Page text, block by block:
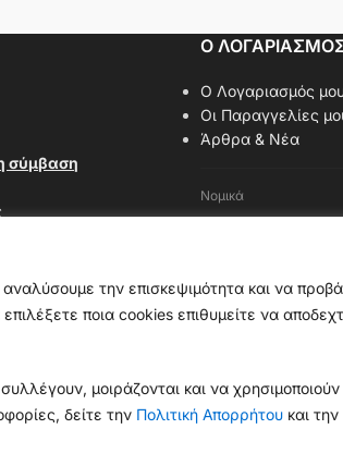
την επισκεψιμότητα και να
ποια cookies επιθυμείτε να
μοιράζονται και να
δείτε την Πολιτική Απορρήτου και την
σύμβαση
Ο
Ο Λογαριασμός
Οι Παραγγελίες
Άρθρα & Νέα
Νομικά